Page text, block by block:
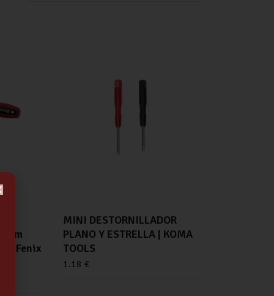
mm
Fenix
MINI DESTORNILLADOR
PLANO Y ESTRELLA | KOMA
TOOLS
1.18 €